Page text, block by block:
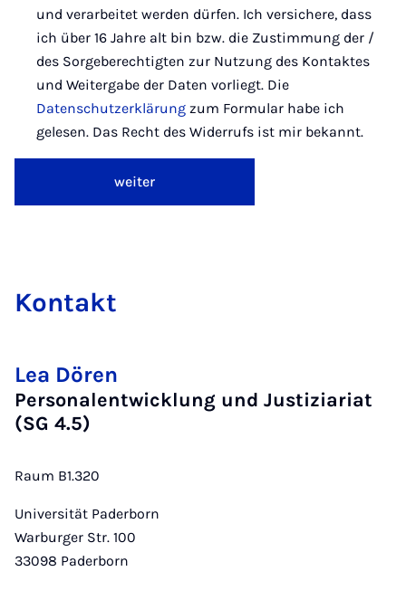
und verarbeitet werden dürfen. Ich versichere, dass
ich über 16 Jahre alt bin bzw. die Zustimmung der /
des Sorgeberechtigten zur Nutzung des Kontaktes
und Weitergabe der Daten vorliegt. Die
Datenschutzerklärung zum Formular habe ich
gelesen. Das Recht des Widerrufs ist mir bekannt.
weiter
Kon­takt
Lea Dören
Personalentwicklung und Justiziariat
(SG 4.5)
Raum B1.320
Universität Paderborn
Warburger Str. 100
33098 Paderborn